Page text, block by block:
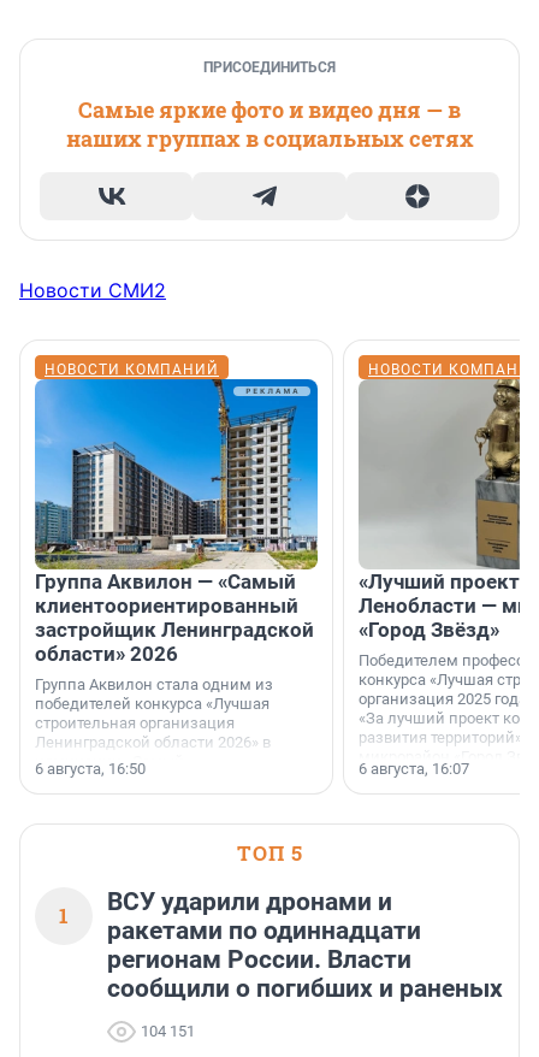
ПРИСОЕДИНИТЬСЯ
Самые яркие фото и видео дня — в
наших группах в социальных сетях
Новости СМИ2
НОВОСТИ КОМПАНИЙ
Группа Аквилон — «Самый
клиентоориентированный
застройщик Ленинградской
области» 2026
Группа Аквилон стала одним из
победителей конкурса «Лучшая
строительная организация
Ленинградской области 2026» в
номинации «Самый
клиентоориентированный
застройщик Ленинградской
области».
6 августа, 16:50
НОВОСТИ
«Лучший проект
Ленобласти —
«Город Звёзд»
Победителем
конкурса «Лучшая
организация 2025
«За лучший проект
развития территорий»
6 августа, 16:07
ТОП 5
1
ВСУ ударили дронами и
ракетами по одиннадцати
регионам России. Власти
сообщили о погибших и раненых
104 151